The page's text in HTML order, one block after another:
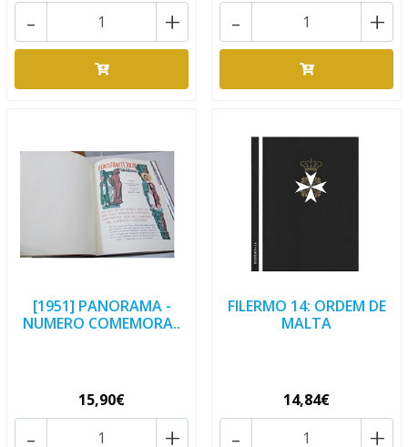
+
- +
-
[1951] PANORAMA -
NUMERO COMEMORA..
15,90€
+
-
FILERMO 14: ORDEM DE
MALTA
14,84€
+
-